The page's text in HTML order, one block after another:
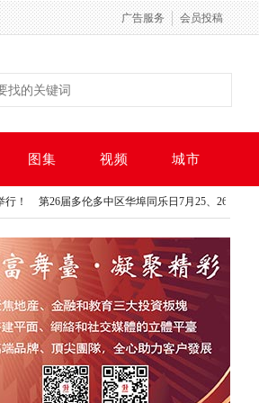
广告服务 会员投稿
图集 视频 城市
第26届多伦多中区华埠同乐日7月25、26日免费开放！